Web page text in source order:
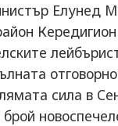
Елунед
сила в